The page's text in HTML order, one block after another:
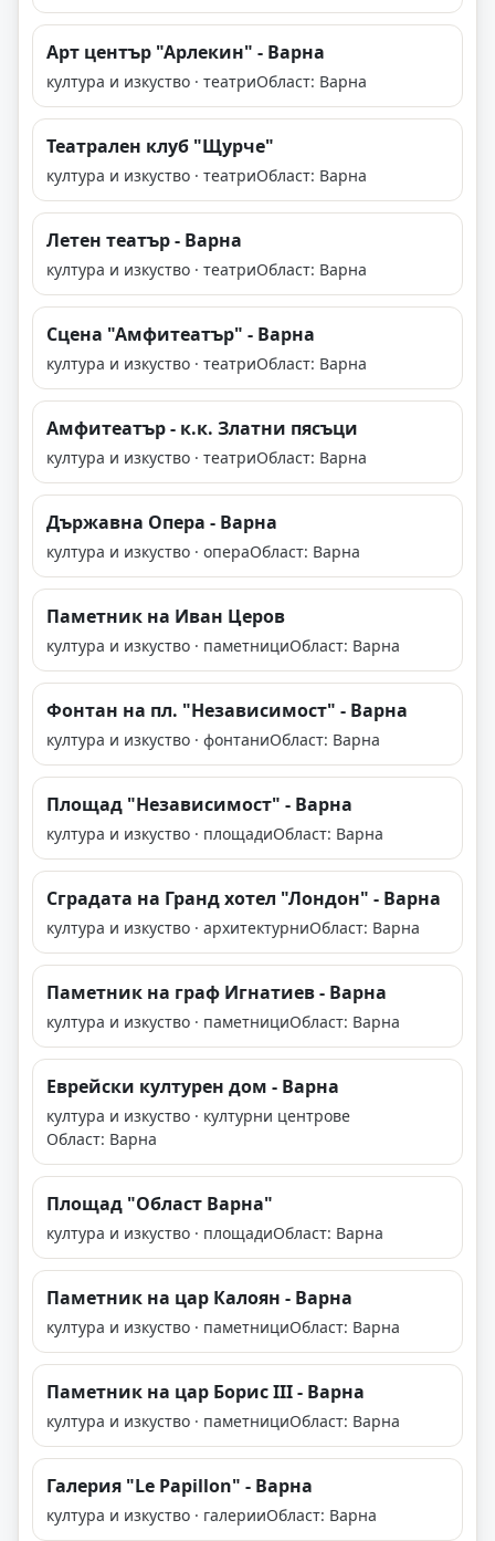
Арт център "Арлекин" - Варна
култура и изкуство · театриОбласт: Варна
Театрален клуб "Щурче"
култура и изкуство · театриОбласт: Варна
Летен театър - Варна
култура и изкуство · театриОбласт: Варна
Сцена "Амфитеатър" - Варна
култура и изкуство · театриОбласт: Варна
Амфитеатър - к.к. Златни пясъци
култура и изкуство · театриОбласт: Варна
Държавна Опера - Варна
култура и изкуство · операОбласт: Варна
Паметник на Иван Церов
култура и изкуство · паметнициОбласт: Варна
Фонтан на пл. "Независимост" - Варна
култура и изкуство · фонтаниОбласт: Варна
Площад "Независимост" - Варна
култура и изкуство · площадиОбласт: Варна
Сградата на Гранд хотел "Лондон" - Варна
култура и изкуство · архитектурниОбласт: Варна
Паметник на граф Игнатиев - Варна
култура и изкуство · паметнициОбласт: Варна
Еврейски културен дом - Варна
култура и изкуство · културни центрове
Област: Варна
Площад "Област Варна"
култура и изкуство · площадиОбласт: Варна
Паметник на цар Калоян - Варна
култура и изкуство · паметнициОбласт: Варна
Паметник на цар Борис III - Варна
култура и изкуство · паметнициОбласт: Варна
Галерия "Le Papillоn" - Варна
култура и изкуство · галерииОбласт: Варна